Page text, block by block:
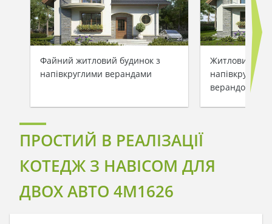
Файний житловий будинок з
напівкруглими верандами
Житловий
верандою
ПРОСТИЙ В РЕАЛІЗАЦІЇ
КОТЕДЖ З НАВІСОМ ДЛЯ
ДВОХ АВТО 4M1626